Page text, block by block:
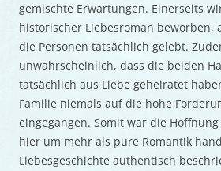
gemischte Erwartungen. Einerseits
historischer Liebesroman beworben,
die Personen tatsächlich gelebt.
unwahrscheinlich, dass die beiden
tatsächlich aus Liebe geheiratet
Familie niemals auf die hohe
eingegangen. Somit war die
hier um mehr als pure Romantik
Liebesgeschichte authentisch